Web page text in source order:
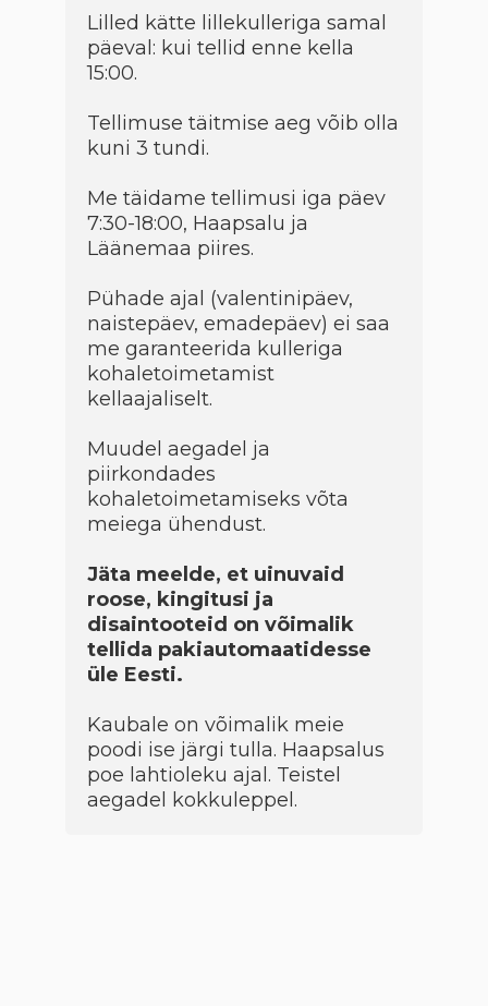
Lilled kätte lillekulleriga samal
päeval: kui tellid enne kella
15:00.
Tellimuse täitmise aeg võib olla
kuni 3 tundi.
Me täidame tellimusi iga päev
7:30-18:00, Haapsalu ja
Läänemaa piires.
Pühade ajal (valentinipäev,
naistepäev, emadepäev) ei saa
me garanteerida kulleriga
kohaletoimetamist
kellaajaliselt.
Muudel aegadel ja
piirkondades
kohaletoimetamiseks võta
meiega ühendust.
Jäta meelde, et uinuvaid
roose, kingitusi ja
disaintooteid on võimalik
tellida pakiautomaatidesse
üle Eesti.
Kaubale on võimalik meie
poodi ise järgi tulla. Haapsalus
poe lahtioleku ajal. Teistel
aegadel kokkuleppel.